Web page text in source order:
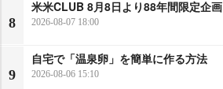
8
米米CLUB 8月8日より88年間限定企画
2026-08-07 18:00
9
自宅で「温泉卵」を簡単に作る方法
2026-08-06 15:10